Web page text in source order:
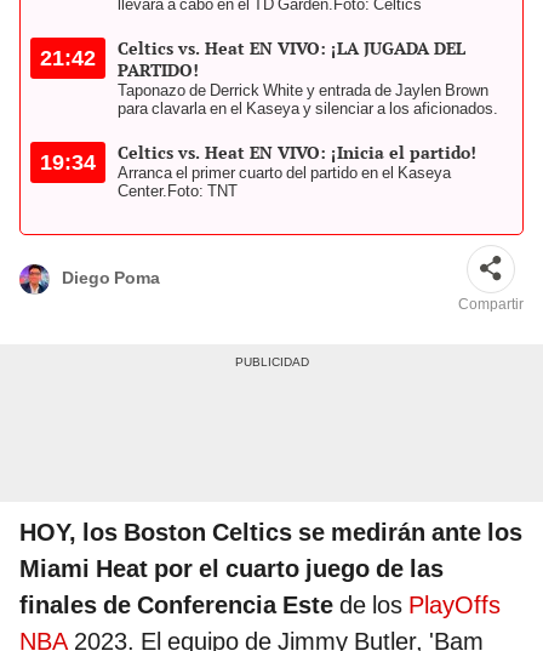
llevará a cabo en el TD Garden. Foto: Celtics
21:42
Celtics vs. Heat EN VIVO: ¡LA JUGADA DEL
PARTIDO!
Taponazo de Derrick White y entrada de Jaylen Brown
para clavarla en el Kaseya y silenciar a los aficionados.
19:34 Celtics vs. Heat EN VIVO: ¡Inicia el partido!
Arranca el primer cuarto del partido en el Kaseya
Center. Foto: TNT
Diego Poma
Compartir
HOY, los Boston Celtics se medirán ante los
Miami Heat por el cuarto juego de las
finales de Conferencia Este de los PlayOffs
NBA 2023. El equipo de Jimmy Butler, 'Bam